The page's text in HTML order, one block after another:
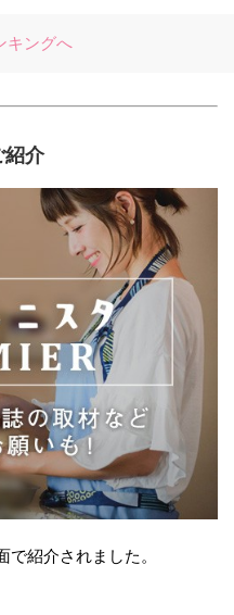
キングへ
紹介
紹介されました。